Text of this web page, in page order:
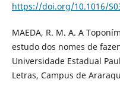
https://doi.org/10.1016/
MAEDA, R. M. A. A
estudo dos nomes de
Universidade Estadual
Letras, Campus de